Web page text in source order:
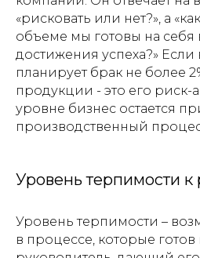
«рисковать или нет?», а
объеме мы готовы на себя
достижения успеха?» Если
планирует брак не более
продукции - это его риск-
уровне бизнес остается
производственный
Уровень терпимости к
Уровень терпимости –
в процессе, которые